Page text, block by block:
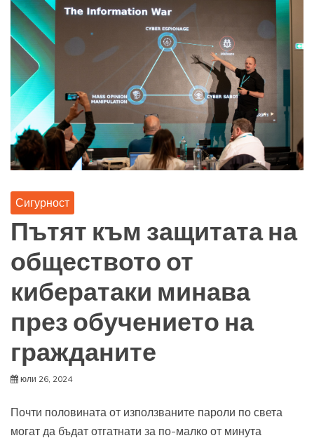
Сигурност
Пътят към защитата на
обществото от
кибератаки минава
през обучението на
гражданите
юли 26, 2024
Почти половината от използваните пароли по света
могат да бъдат отгатнати за по-малко от минута